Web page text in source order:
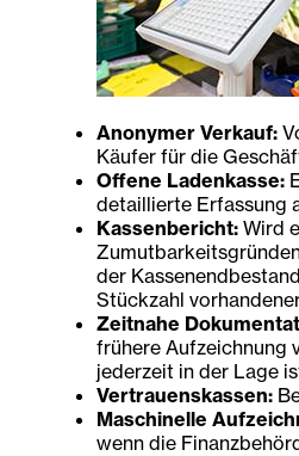
Anonymer Verkauf:
Käufer für die
Offene Ladenkasse:
detaillierte Erfassung
Kassenbericht:Wird
der
Stückzahl
Zeitnahe
frühere Aufzeichnung
jederzeit in der Lage
Vertrauenskassen:
Maschinelle
wenn die